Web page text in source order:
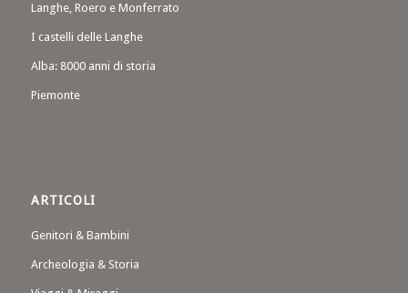
Langhe, Roero e Monferrato
I castelli delle Langhe
Alba: 8000 anni di storia
Piemonte
ARTICOLI
Genitori & Bambini
Archeologia & Storia